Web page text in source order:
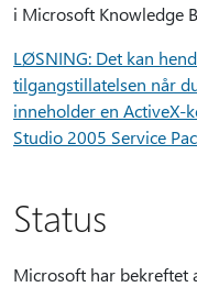
i Microsoft Knowledge
LØSNING: Det kan
tilgangstillatelsen når
inneholder en ActiveX-
Studio 2005 Service
Status
Microsoft har bekreftet